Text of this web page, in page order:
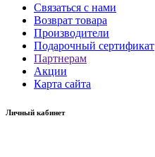
Связаться с нами
Возврат товара
Производители
Подарочный сертификат
Партнерам
Акции
Карта сайта
Личный кабинет